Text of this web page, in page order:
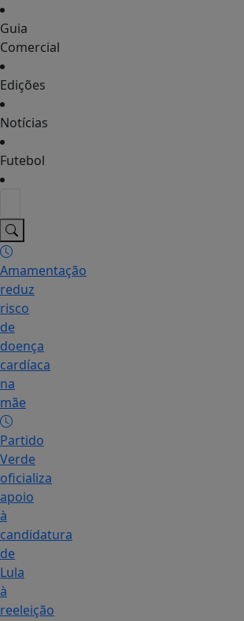
Guia
Comercial
Edições
Notícias
Futebol
Amamentação
reduz
risco
de
doença
cardíaca
na
mãe
Partido
Verde
oficializa
apoio
à
candidatura
de
Lula
à
reeleição